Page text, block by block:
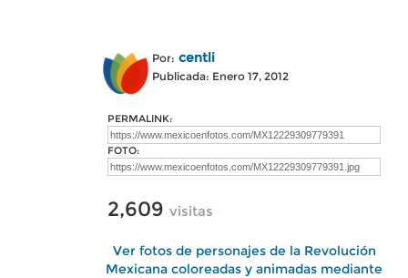
Por: centli
Publicada: Enero 17, 2012
PERMALINK:
FOTO:
2,609 visitas
Ver fotos de personajes de la Revolución
Mexicana coloreadas y animadas mediante